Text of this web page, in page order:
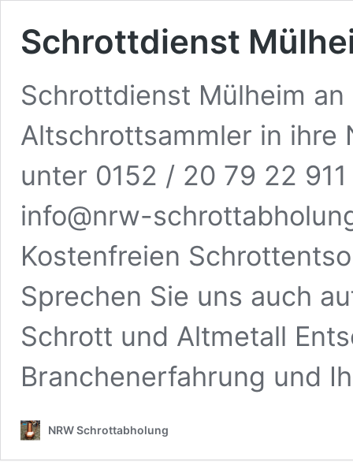
Schrottdienst
Schrottdienst Mülheim
Altschrottsammler in ihre
unter 0152 / 20 79 22
info@nrw-
Kostenfreien
Sprechen Sie uns auch
Schrott und Altmetall
Branchenerfahrung und
NRW Schrottabholung